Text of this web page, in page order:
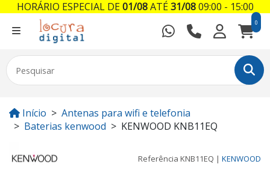
0
Início
Antenas para wifi e telefonia
Baterias kenwood
KENWOOD KNB11EQ
Referência KNB11EQ | KENWOOD
HORÁRIO ESPECIAL DE01/08ATÉ31/0809:00 - 15:00